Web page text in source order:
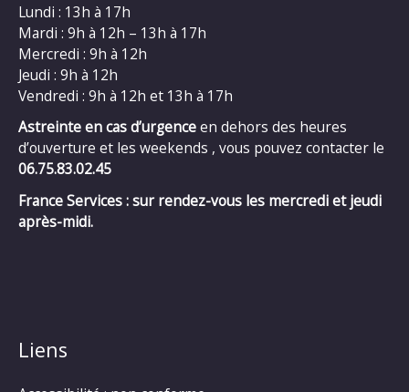
Lundi : 13h à 17h
Mardi : 9h à 12h – 13h à 17h
Mercredi : 9h à 12h
Jeudi : 9h à 12h
Vendredi : 9h à 12h et 13h à 17h
Astreinte en cas d’urgenceen dehors des heures
d’ouverture et les weekends , vous pouvez contacter le
06.75.83.02.45
France Services : sur rendez-vous les mercredi et jeudi
après-midi.
Liens